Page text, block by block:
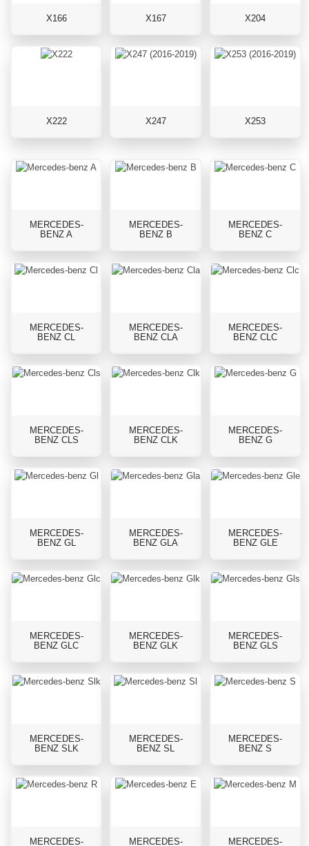
X166 X167 X204
X222 X247 X253
MERCEDES-
BENZ A
MERCEDES-
BENZ B
MERCEDES-
BENZ C
MERCEDES-
BENZ CL
MERCEDES-
BENZ CLA
MERCEDES-
BENZ CLC
MERCEDES-
BENZ CLS
MERCEDES-
BENZ CLK
MERCEDES-
BENZ G
MERCEDES-
BENZ GL
MERCEDES-
BENZ GLA
MERCEDES-
BENZ GLE
MERCEDES-
BENZ GLC
MERCEDES-
BENZ GLK
MERCEDES-
BENZ GLS
MERCEDES-
BENZ SLK
MERCEDES-
BENZ SL
MERCEDES-
BENZ S
MERCEDES- MERCEDES- MERCEDES-